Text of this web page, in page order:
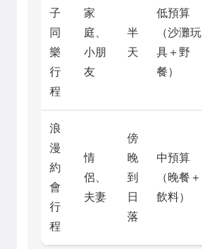
子
同
樂
行
程
家
庭、
小朋
友
半
天
低預算
（沙灘玩
具＋野
餐）
浪
漫
約
會
行
程
情
侶、
夫妻
傍
晚
到
日
落
中預算
（晚餐＋
飲料）